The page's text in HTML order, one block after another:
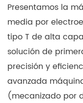
Presentamos la
media por
tipo T de alta
solución de
precisión y
avanzada
(mecanizado por